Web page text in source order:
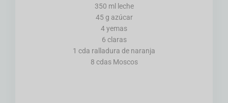
350 ml leche
45 g azúcar
4 yemas
6 claras
1 cda ralladura de naranja
8 cdas Moscos